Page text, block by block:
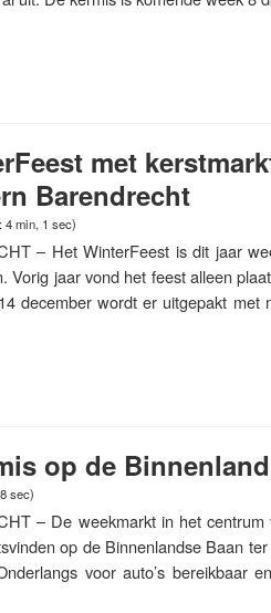
met
Barendrecht
4 min, 1 sec)
– Het WinterFeest is dit jaar
Vorig jaar vond het feest alleen
december wordt er uitgepakt
op de
sec)
– De weekmarkt in het
op de Binnenlandse Baan
voor auto’s bereikbaar